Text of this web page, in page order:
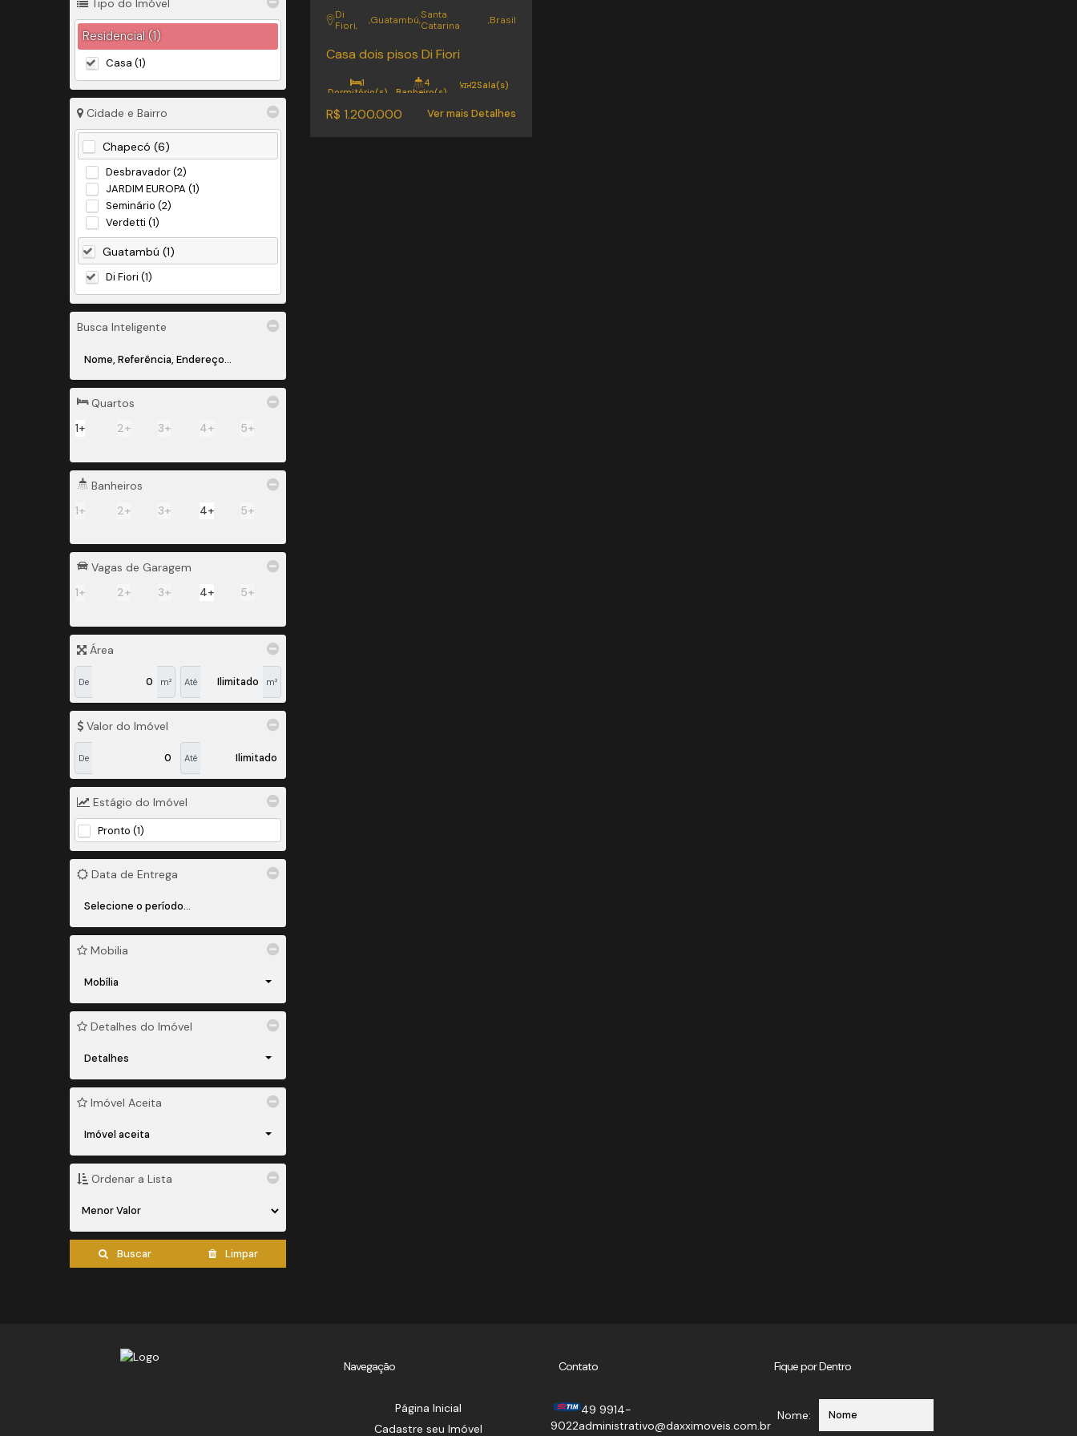
Tipo do Imóvel
Residencial (1)
Casa (1)
Cidade e Bairro
Chapecó (6)
Desbravador (2)
JARDIM EUROPA (1)
Seminário (2)
Verdetti (1)
Guatambú (1)
Di Fiori (1)
Busca Inteligente
Quartos
1+
2+ 3+ 4+ 5+
Banheiros
1+
2+ 3+ 4+ 5+
Vagas de Garagem
1+
2+ 3+ 4+ 5+
Área
De m² Até m²
Valor do Imóvel
De Até
Estágio do Imóvel
Pronto (1)
Data de Entrega
Mobilia
Mobília
Detalhes do Imóvel
Detalhes
Imóvel Aceita
Imóvel aceita
Ordenar a Lista
Buscar Limpar
Casa dois pisos Di Fiori
R$ 1.200.000
Di
Fiori
,Guatambú,Santa
Catarina
,Brasil
1
Dormitório(s)
4
Banheiro(s)
2Sala(s)
Ver mais Detalhes
Navegação
Página Inicial
Cadastre seu Imóvel
Contato
49 9914-
9022administrativo@daxximoveis.com.br
Fique por Dentro
Nome: